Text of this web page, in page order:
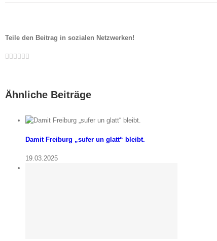
Das
Teile den Beitrag in sozialen Netzwerken!
Facebook
Twitter
LinkedIn
Whatsapp
Google+
Pinterest
Ähnliche Beiträge
Damit Freiburg „sufer un glatt“ bleibt.
19.03.2025